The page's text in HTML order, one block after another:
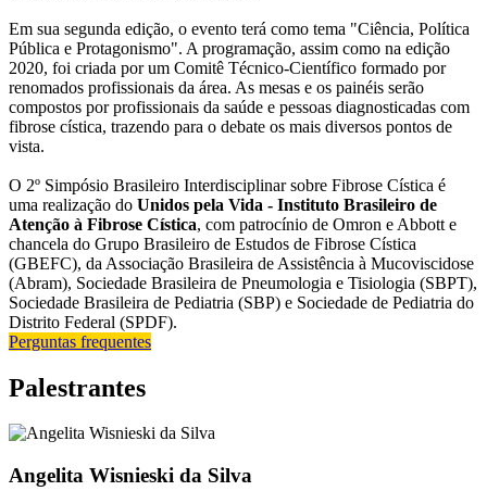
Em sua segunda edição, o evento terá como tema "Ciência, Política
Pública e Protagonismo". A programação, assim como na edição
2020, foi criada por um Comitê Técnico-Científico formado por
renomados profissionais da área. As mesas e os painéis serão
compostos por profissionais da saúde e pessoas diagnosticadas com
fibrose cística, trazendo para o debate os mais diversos pontos de
vista.
O 2º Simpósio Brasileiro Interdisciplinar sobre Fibrose Cística é
uma realização do Unidos pela Vida - Instituto Brasileiro de
Atenção à Fibrose Cística, com patrocínio de Omron e Abbott e
chancela do Grupo Brasileiro de Estudos de Fibrose Cística
(GBEFC), da Associação Brasileira de Assistência à Mucoviscidose
(Abram), Sociedade Brasileira de Pneumologia e Tisiologia (SBPT),
Sociedade Brasileira de Pediatria (SBP) e Sociedade de Pediatria do
Distrito Federal (SPDF).
Perguntas frequentes
Palestrantes
Angelita Wisnieski da Silva